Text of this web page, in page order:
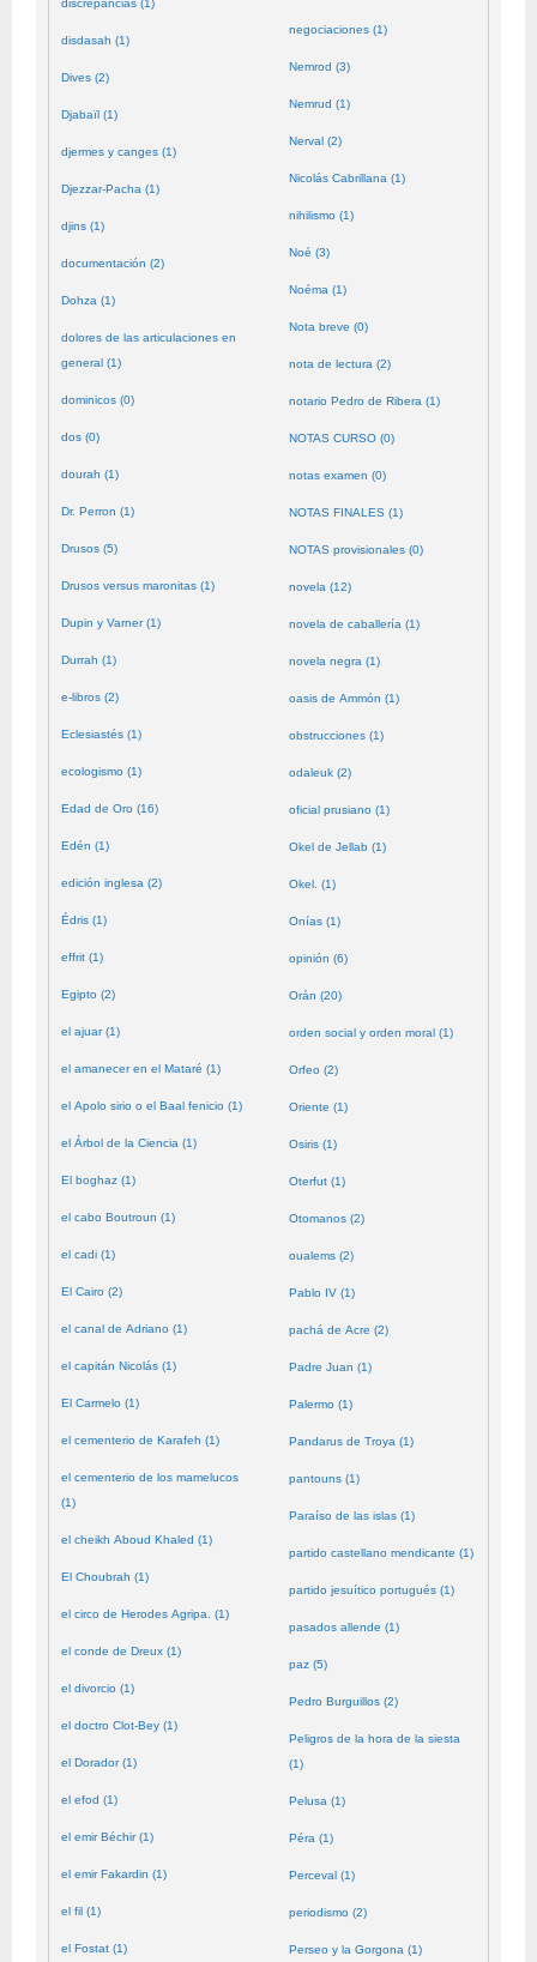
discrepancias (1)
disdasah (1)
Dives (2)
Djabaïl (1)
djermes y canges (1)
Djezzar-Pacha (1)
djins (1)
documentación (2)
Dohza (1)
dolores de las articulaciones en
general (1)
dominicos (0)
dos (0)
dourah (1)
Dr. Perron (1)
Drusos (5)
Drusos versus maronitas (1)
Dupin y Varner (1)
Durrah (1)
e-libros (2)
Eclesiastés (1)
ecologismo (1)
Edad de Oro (16)
Edén (1)
edición inglesa (2)
Édris (1)
effrit (1)
Egipto (2)
el ajuar (1)
el amanecer en el Mataré (1)
el Apolo sirio o el Baal fenicio (1)
el Árbol de la Ciencia (1)
El boghaz (1)
el cabo Boutroun (1)
el cadi (1)
El Cairo (2)
el canal de Adriano (1)
el capitán Nicolás (1)
El Carmelo (1)
el cementerio de Karafeh (1)
el cementerio de los mamelucos
(1)
el cheikh Aboud Khaled (1)
El Choubrah (1)
el circo de Herodes Agripa. (1)
el conde de Dreux (1)
el divorcio (1)
el doctro Clot-Bey (1)
el Dorador (1)
el efod (1)
el emir Béchir (1)
el emir Fakardin (1)
el fil (1)
el Fostat (1)
negociaciones (1)
Nemrod (3)
Nemrud (1)
Nerval (2)
Nicolás Cabrillana (1)
nihilismo (1)
Noé (3)
Noéma (1)
Nota breve (0)
nota de lectura (2)
notario Pedro de Ribera (1)
NOTAS CURSO (0)
notas examen (0)
NOTAS FINALES (1)
NOTAS provisionales (0)
novela (12)
novela de caballería (1)
novela negra (1)
oasis de Ammón (1)
obstrucciones (1)
odaleuk (2)
oficial prusiano (1)
Okel de Jellab (1)
Okel. (1)
Onías (1)
opinión (6)
Orán (20)
orden social y orden moral (1)
Orfeo (2)
Oriente (1)
Osiris (1)
Oterfut (1)
Otomanos (2)
oualems (2)
Pablo IV (1)
pachá de Acre (2)
Padre Juan (1)
Palermo (1)
Pandarus de Troya (1)
pantouns (1)
Paraíso de las islas (1)
partido castellano mendicante (1)
partido jesuítico portugués (1)
pasados allende (1)
paz (5)
Pedro Burguillos (2)
Peligros de la hora de la siesta
(1)
Pelusa (1)
Péra (1)
Perceval (1)
periodismo (2)
Perseo y la Gorgona (1)